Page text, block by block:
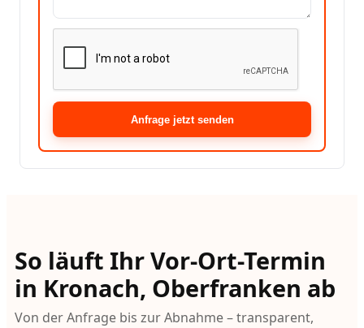
Anfrage jetzt senden
So läuft Ihr Vor-Ort-Termin
in Kronach, Oberfranken ab
Von der Anfrage bis zur Abnahme – transparent,